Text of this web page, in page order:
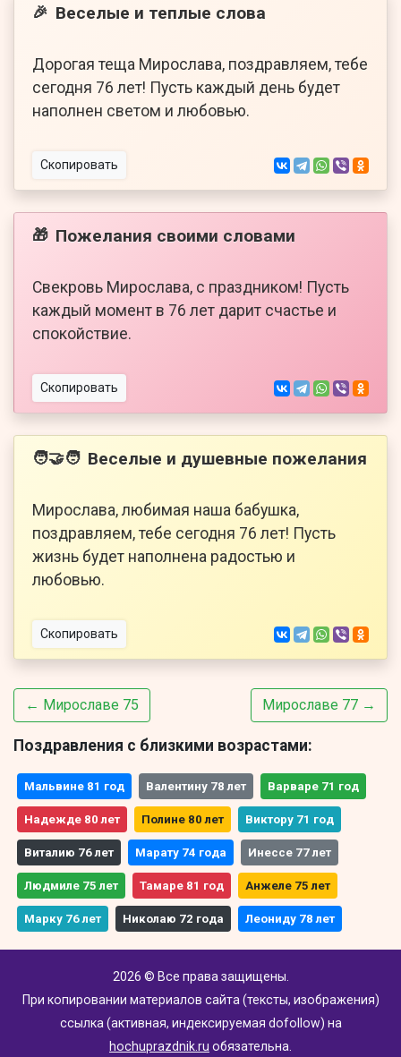
🎉 Веселые и теплые слова
Дорогая теща Мирослава, поздравляем, тебе
сегодня 76 лет! Пусть каждый день будет
наполнен светом и любовью.
Скопировать
🎁 Пожелания своими словами
Свекровь Мирослава, с праздником! Пусть
каждый момент в 76 лет дарит счастье и
спокойствие.
Скопировать
🧑‍🤝‍🧑 Веселые и душевные пожелания
Мирослава, любимая наша бабушка,
поздравляем, тебе сегодня 76 лет! Пусть
жизнь будет наполнена радостью и
любовью.
Скопировать
← Мирославе 75 Мирославе 77 →
Поздравления с близкими возрастами:
Мальвине 81 год Валентину 78 лет Варваре 71 год
Надежде 80 лет Полине 80 лет Виктору 71 год
Виталию 76 лет Марату 74 года Инессе 77 лет
Людмиле 75 лет Тамаре 81 год Анжеле 75 лет
Марку 76 лет Николаю 72 года Леониду 78 лет
2026 © Все права защищены.
При копировании материалов сайта (тексты, изображения)
ссылка (активная, индексируемая dofollow) на
hochuprazdnik.ru обязательна.